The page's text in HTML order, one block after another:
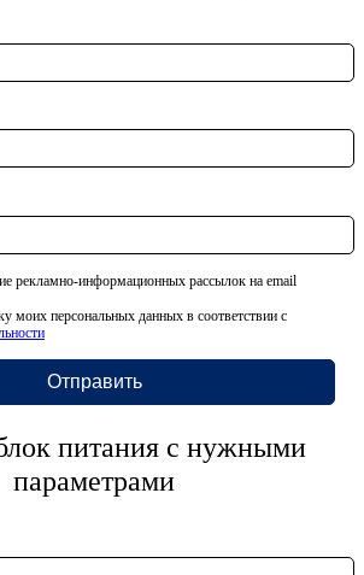
рекламно-информационных рассылок на email
моих персональных данных в соответствии с
Отправить
питания с нужными
параметрами